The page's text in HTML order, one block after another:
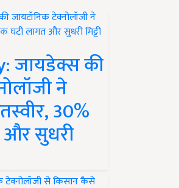
जायडेक्स की
ने
30%
सुधरी